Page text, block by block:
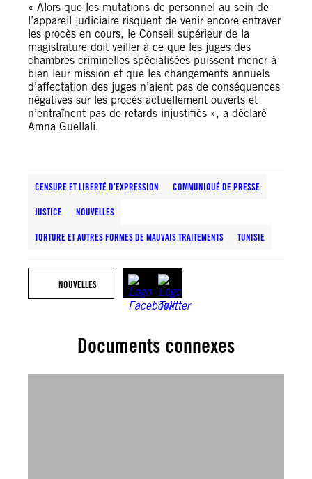
« Alors que les mutations de personnel au sein de
l’appareil judiciaire risquent de venir encore entraver
les procès en cours, le Conseil supérieur de la
magistrature doit veiller à ce que les juges des
chambres criminelles spécialisées puissent mener à
bien leur mission et que les changements annuels
d’affectation des juges n’aient pas de conséquences
négatives sur les procès actuellement ouverts et
n’entraînent pas de retards injustifiés », a déclaré
Amna Guellali.
CENSURE ET LIBERTÉ D’EXPRESSION COMMUNIQUÉ DE PRESSE
JUSTICE NOUVELLES
TORTURE ET AUTRES FORMES DE MAUVAIS TRAITEMENTS TUNISIE
NOUVELLES
Documents connexes